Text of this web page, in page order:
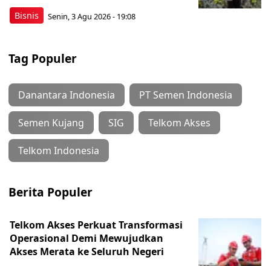
Bisnis Senin, 3 Agu 2026 - 19:08
Tag Populer
Danantara Indonesia PT Semen Indonesia
Semen Kujang SIG Telkom Akses
Telkom Indonesia
Berita Populer
Telkom Akses Perkuat Transformasi
Operasional Demi Mewujudkan
Akses Merata ke Seluruh Negeri